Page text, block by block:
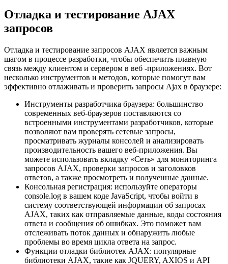
Отладка и тестирование AJAX
запросов
Отладка и тестирование запросов AJAX является важным
шагом в процессе разработки, чтобы обеспечить плавную
связь между клиентом и сервером в веб -приложениях. Вот
несколько инструментов и методов, которые помогут вам
эффективно отлаживать и проверить запросы Ajax в браузере:
Инструменты разработчика браузера: большинство
современных веб-браузеров поставляются со
встроенными инструментами разработчиков, которые
позволяют вам проверять сетевые запросы,
просматривать журналы консолей и анализировать
производительность вашего веб-приложения. Вы
можете использовать вкладку «Сеть» для мониторинга
запросов AJAX, проверки запросов и заголовков
ответов, а также просмотреть и полученные данные.
Консольная регистрация: используйте операторы
console.log в вашем коде JavaScript, чтобы войти в
систему соответствующей информации об запросах
AJAX, таких как отправляемые данные, коды состояния
ответа и сообщения об ошибках. Это поможет вам
отслеживать поток данных и обнаружить любые
проблемы во время цикла ответа на запрос.
Функции отладки библиотек AJAX: популярные
библиотеки AJAX, такие как JQUERY, AXIOS и API